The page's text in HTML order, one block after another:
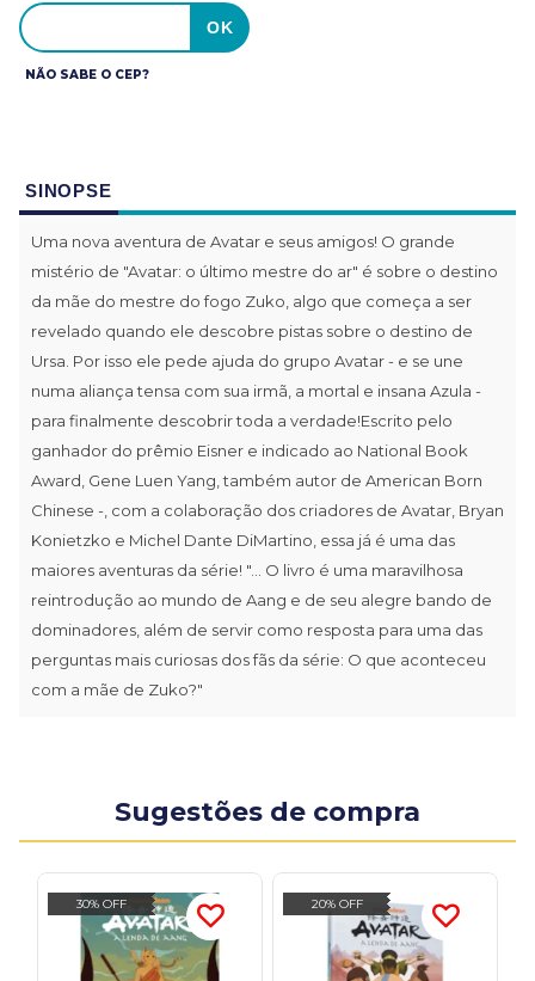
NÃO SABE O CEP?
SINOPSE
Uma nova aventura de Avatar e seus amigos! O grande
mistério de "Avatar: o último mestre do ar" é sobre o destino
da mãe do mestre do fogo Zuko, algo que começa a ser
revelado quando ele descobre pistas sobre o destino de
Ursa. Por isso ele pede ajuda do grupo Avatar - e se une
numa aliança tensa com sua irmã, a mortal e insana Azula -
para finalmente descobrir toda a verdade!Escrito pelo
ganhador do prêmio Eisner e indicado ao National Book
Award, Gene Luen Yang, também autor de American Born
Chinese -, com a colaboração dos criadores de Avatar, Bryan
Konietzko e Michel Dante DiMartino, essa já é uma das
maiores aventuras da série! "... O livro é uma maravilhosa
reintrodução ao mundo de Aang e de seu alegre bando de
dominadores, além de servir como resposta para uma das
perguntas mais curiosas dos fãs da série: O que aconteceu
com a mãe de Zuko?"
Sugestões de compra
30% OFF 20% OFF